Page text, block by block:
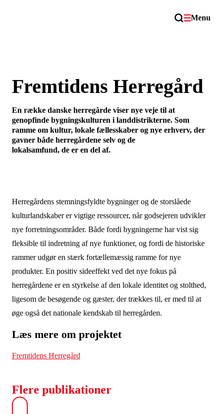
Menu
Fremtidens Herregård
En række danske herregårde viser nye veje til at
genopfinde bygningskulturen i landdistrikterne. Som
ramme om kultur, lokale fællesskaber og nye erhverv, der
gavner både herregårdene selv og de
lokalsamfund, de er en del af.
Herregårdens stemningsfyldte bygninger og de storslåede
kulturlandskaber er vigtige ressourcer, når godsejeren udvikler
nye forretningsområder. Både fordi bygningerne har vist sig
fleksible til indretning af nye funktioner, og fordi de historiske
rammer udgør en stærk fortællemæssig ramme for nye
produkter. En positiv sideeffekt ved det nye fokus på
herregårdene er en styrkelse af den lokale identitet og stolthed,
ligesom de besøgende og gæster, der trækkes til, er med til at
øge også det nationale kendskab til herregården.
Læs mere om projektet
Fremtidens Herregård
Flere publikationer